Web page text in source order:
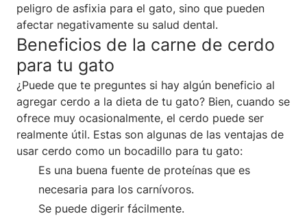
peligro de asfixia para el gato, sino que pueden
afectar negativamente su salud dental.
Beneficios de la carne de cerdo
para tu gato
¿Puede que te preguntes si hay algún beneficio al
agregar cerdo a la dieta de tu gato? Bien, cuando se
ofrece muy ocasionalmente, el cerdo puede ser
realmente útil. Estas son algunas de las ventajas de
usar cerdo como un bocadillo para tu gato:
Es una buena fuente de proteínas que es
necesaria para los carnívoros.
Se puede digerir fácilmente.